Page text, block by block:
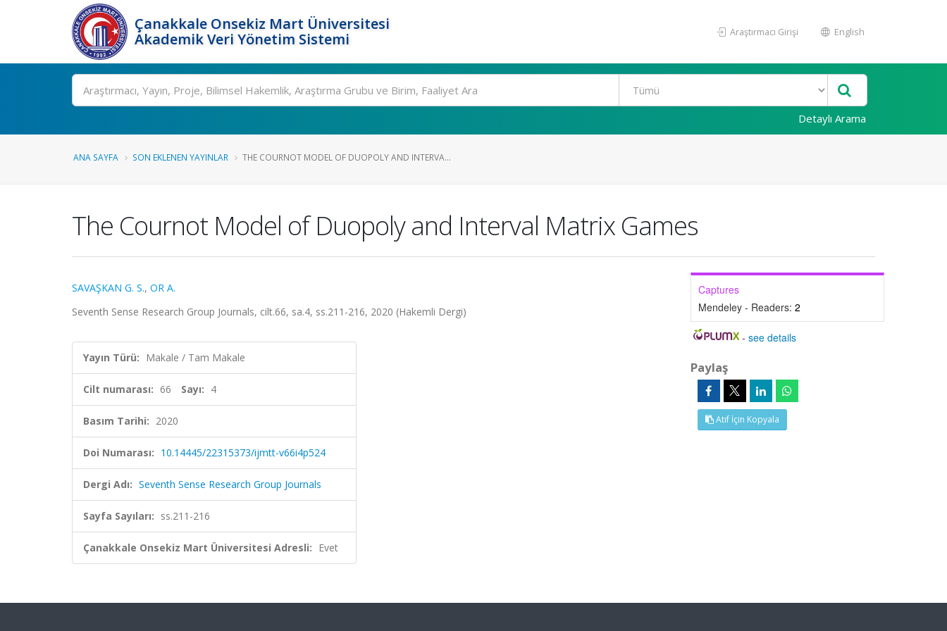
Çanakkale Onsekiz Mart Üniversitesi
Akademik Veri Yönetim Sistemi
Araştırmacı Girişi English
Ara
Detaylı Arama
ANA SAYFA SON EKLENEN YAYINLAR THE COURNOT MODEL OF DUOPOLY AND INTERVA...
The Cournot Model of Duopoly and Interval Matrix Games
SAVAŞKAN G. S., OR A.
Seventh Sense Research Group Journals, cilt.66, sa.4, ss.211-216, 2020 (Hakemli Dergi)
Yayın Türü: Makale / Tam Makale
Cilt numarası: 66 Sayı: 4
Basım Tarihi: 2020
Doi Numarası: 10.14445/22315373/ijmtt-v66i4p524
Dergi Adı: Seventh Sense Research Group Journals
Sayfa Sayıları: ss.211-216
Çanakkale Onsekiz Mart Üniversitesi Adresli: Evet
Captures
Mendeley - Readers: 2
-see details
Paylaş
Atıf İçin Kopyala